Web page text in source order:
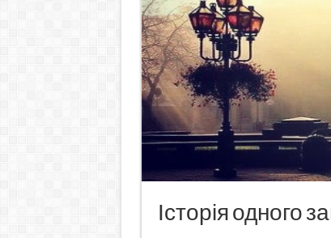
Історія одного